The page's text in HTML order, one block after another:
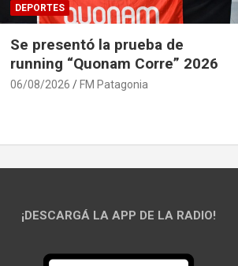
DEPORTES
Se presentó la prueba de
running “Quonam Corre” 2026
06/08/2026 FM Patagonia
¡DESCARGÁ LA APP DE LA RADIO!